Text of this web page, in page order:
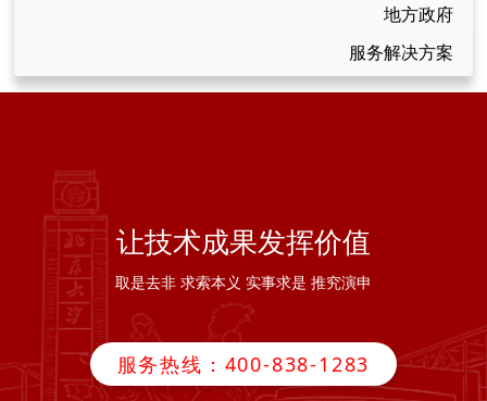
地方政府
服务解决方案
合作伙伴
让技术成果发挥价值
取是去非 求索本义 实事求是 推究演申
服务热线：400-838-1283